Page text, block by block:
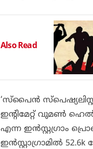
Also Read
‘സ്‌പൈൻ
ഇന്റിമേറ്റ് വുമൺ
എന്ന ഇൻസ്റ്റഗ്രാം
ഇൻസ്റ്റാഗ്രാമിൽ